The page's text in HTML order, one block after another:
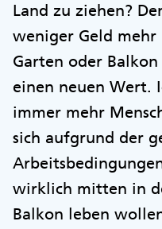
Land zu ziehen?
weniger Geld mehr
Garten oder
einen neuen Wert.
immer mehr
sich aufgrund der
wirklich mitten in
Balkon leben